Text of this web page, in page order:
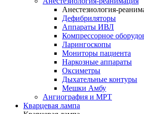
Анестезиология-
Дефибриляторы
Аппараты ИВЛ
Компрессорное
Ларингоскопы
Мониторы пациента
Наркозные аппараты
Оксиметры
Дыхательные контуры
Мешки Амбу
Ангиография и МРТ
Кварцевая лампа